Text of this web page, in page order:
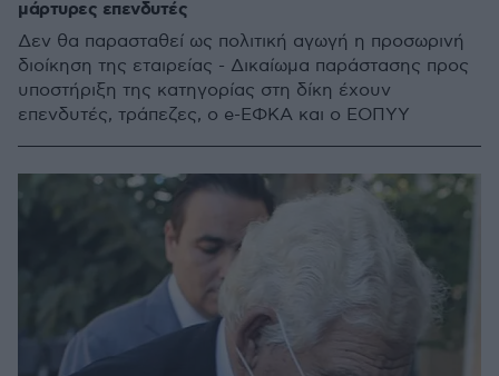
μάρτυρες επενδυτές
Δεν θα παρασταθεί ως πολιτική αγωγή η προσωρινή
διοίκηση της εταιρείας - Δικαίωμα παράστασης προς
υποστήριξη της κατηγορίας στη δίκη έχουν
επενδυτές, τράπεζες, ο e-ΕΦΚΑ και ο ΕΟΠΥΥ